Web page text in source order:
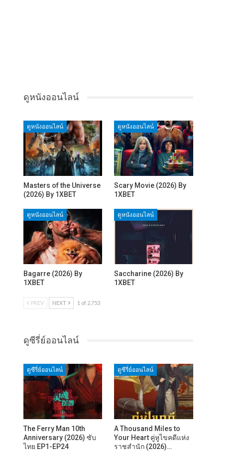
ดูหนังออนไลน์
ดูหนังออนไลน์
Masters of the Universe
(2026) By 1XBET
ดูหนังออนไลน์
Scary Movie (2026) By
1XBET
ดูหนังออนไลน์
Bagarre (2026) By
1XBET
ดูหนังออนไลน์
Saccharine (2026) By
1XBET
PREV NEXT 1 of 2,753
ดูซีรี่ย์ออนไลน์
ดูซีรี่ย์ออนไลน์
The Ferry Man 10th
Anniversary (2026) ซับ
ไทย EP1-EP24
ดูซีรี่ย์ออนไลน์
A Thousand Miles to
Your Heart คู่หูไขคดีแห่ง
ราชสำนัก (2026)…